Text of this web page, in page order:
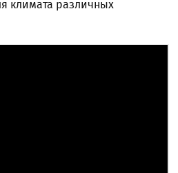
климата различных